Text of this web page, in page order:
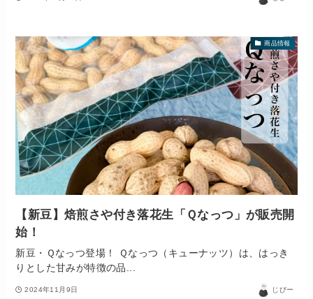
商品情報
【新豆】焙煎さや付き落花生「Ｑなっつ」が販売開
始！
新豆・Ｑなっつ登場！ Ｑなっつ（キューナッツ）は、はっき
りとした甘みが特徴の品...
2024年11月9日 じびー